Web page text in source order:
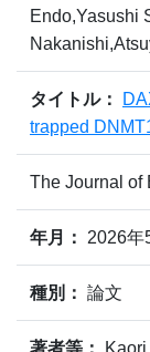
Endo,Yasushi
タイトル：
trapped
The Journal of
年月： 2026年
種別： 論文